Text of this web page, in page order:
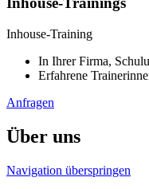
Inhouse-Training
In Ihrer Firma,
Erfahrene
Anfragen
Über uns
Navigation überspringen